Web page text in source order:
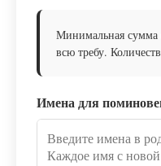
Минимальная сумма
всю требу.
Имена для